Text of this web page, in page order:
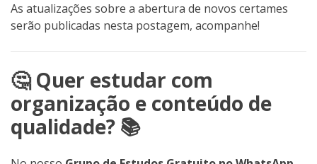
As atualizações sobre a abertura de novos certames
serão publicadas nesta postagem, acompanhe!
🤔 Quer estudar com
organização e conteúdo de
qualidade? 📚